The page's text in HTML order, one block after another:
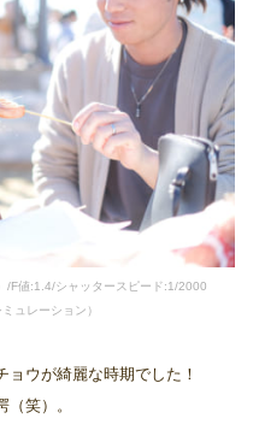
/F値:1.4/シャッタースピード:1/2000
ュレーション）
ウが綺麗な時期でした！
笑）。